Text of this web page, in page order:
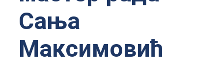
Сања
Максимовић